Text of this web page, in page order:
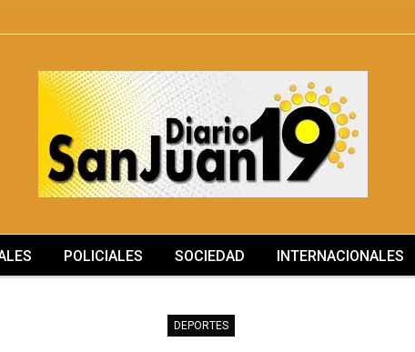
POLICIALES SOCIEDAD INTERNACIONALES
DEPORTES